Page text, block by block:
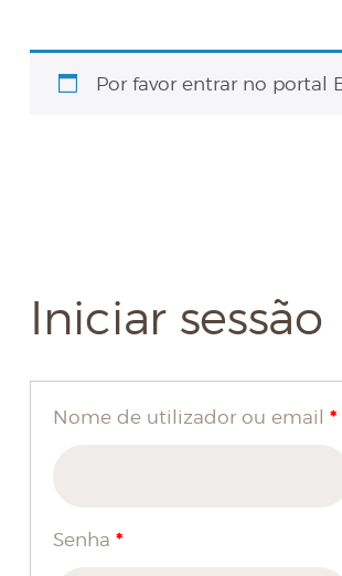
MINHA CONTA
Por favor entrar no portal
Iniciar sessão
Nome de utilizador ou email *
Senha *